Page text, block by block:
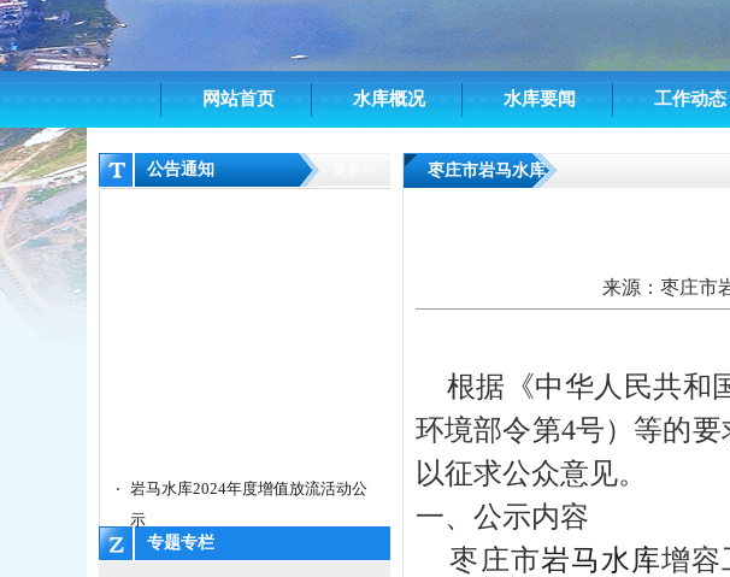
网站首页 水库概况 水库要闻 工作动态
公告通知
示
(2024-11-15)
世界地球日-公共机构塑料污染治理
专题专栏
枣庄市岩马水库
来源：枣庄市
根据《中华人民共和
环境部令第4号）等的
以征求公众意见。
一、公示内容
枣庄市岩马水库增容